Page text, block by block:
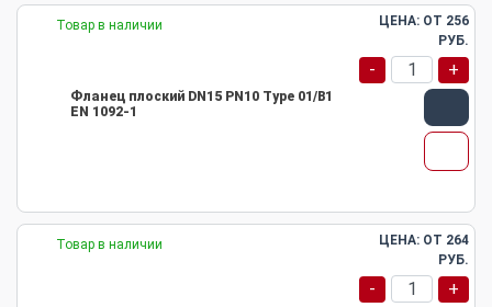
Товар в наличии
Фланец плоский DN15 PN10 Type 01/B1
EN 1092-1
ЦЕНА: ОТ 256
РУБ.
- +
Товар в наличии ЦЕНА: ОТ 264
РУБ.
- +